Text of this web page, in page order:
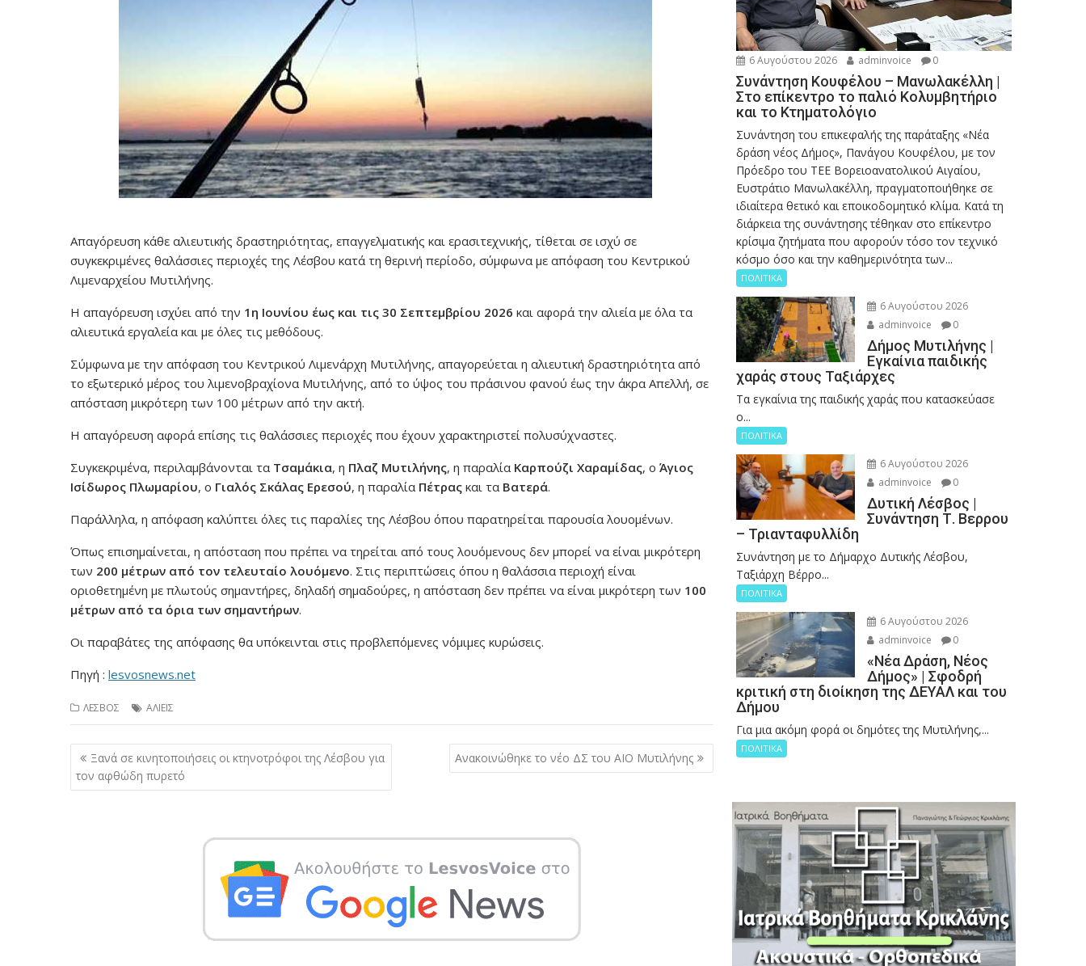
Απαγόρευση κάθε αλιευτικής δραστηριότητας, επαγγελματικής και ερασιτεχνικής, τίθεται σε ισχύ σε
συγκεκριμένες θαλάσσιες περιοχές της Λέσβου κατά τη θερινή περίοδο, σύμφωνα με απόφαση του Κεντρικού
Λιμεναρχείου Μυτιλήνης.
Η απαγόρευση ισχύει από την 1η Ιουνίου έως και τις 30 Σεπτεμβρίου 2026 και αφορά την αλιεία με όλα τα
αλιευτικά εργαλεία και με όλες τις μεθόδους.
Σύμφωνα με την απόφαση του Κεντρικού Λιμενάρχη Μυτιλήνης, απαγορεύεται η αλιευτική δραστηριότητα από
το εξωτερικό μέρος του λιμενοβραχίονα Μυτιλήνης, από το ύψος του πράσινου φανού έως την άκρα Απελλή, σε
απόσταση μικρότερη των 100 μέτρων από την ακτή.
Η απαγόρευση αφορά επίσης τις θαλάσσιες περιοχές που έχουν χαρακτηριστεί πολυσύχναστες.
Συγκεκριμένα, περιλαμβάνονται τα Τσαμάκια, η Πλαζ Μυτιλήνης, η παραλία Καρπούζι Χαραμίδας, ο Άγιος
Ισίδωρος Πλωμαρίου, ο Γιαλός Σκάλας Ερεσού, η παραλία Πέτρας και τα Βατερά.
Παράλληλα, η απόφαση καλύπτει όλες τις παραλίες της Λέσβου όπου παρατηρείται παρουσία λουομένων.
Όπως επισημαίνεται, η απόσταση που πρέπει να τηρείται από τους λουόμενους δεν μπορεί να είναι μικρότερη
των 200 μέτρων από τον τελευταίο λουόμενο. Στις περιπτώσεις όπου η θαλάσσια περιοχή είναι
οριοθετημένη με πλωτούς σημαντήρες, δηλαδή σημαδούρες, η απόσταση δεν πρέπει να είναι μικρότερη των 100
μέτρων από τα όρια των σημαντήρων.
Οι παραβάτες της απόφασης θα υπόκεινται στις προβλεπόμενες νόμιμες κυρώσεις.
Πηγή : lesvosnews.net
ΛΕΣΒΟΣ ΑΛΙΕΙΣ
Πλοήγηση
άρθρων
Ξανά σε κινητοποιήσεις οι κτηνοτρόφοι της Λέσβου για
τον αφθώδη πυρετό
Ανακοινώθηκε το νέο ΔΣ του ΑΙΟ Μυτιλήνης
6 Αυγούστου 2026 adminvoice 0
Συνάντηση Κουφέλου – Μανωλακέλλη |
Στο επίκεντρο το παλιό Κολυμβητήριο
και το Κτηματολόγιο
Συνάντηση του επικεφαλής της παράταξης «Νέα
δράση νέος Δήμος», Πανάγου Κουφέλου, με τον
Πρόεδρο του ΤΕΕ Βορειοανατολικού Αιγαίου,
Ευστράτιο Μανωλακέλλη, πραγματοποιήθηκε σε
ιδιαίτερα θετικό και εποικοδομητικό κλίμα. Κατά τη
διάρκεια της συνάντησης τέθηκαν στο επίκεντρο
κρίσιμα ζητήματα που αφορούν τόσο τον τεχνικό
κόσμο όσο και την καθημερινότητα των...
ΠΟΛΙΤΙΚΑ
6 Αυγούστου 2026
adminvoice
0
Δήμος Μυτιλήνης |
Εγκαίνια παιδικής
χαράς στους Ταξιάρχες
Tα εγκαίνια της παιδικής χαράς που κατασκεύασε
ο...
ΠΟΛΙΤΙΚΑ
6 Αυγούστου 2026
adminvoice
0
Δυτική Λέσβος |
Συνάντηση Τ. Βερρου
– Τριανταφυλλίδη
Συνάντηση με το Δήμαρχο Δυτικής Λέσβου,
Ταξιάρχη Βέρρο...
ΠΟΛΙΤΙΚΑ
6 Αυγούστου 2026
adminvoice
0
«Νέα Δράση, Νέος
Δήμος» | Σφοδρή
κριτική στη διοίκηση της ΔΕΥΑΛ και του
Δήμου
Για μια ακόμη φορά οι δημότες της Μυτιλήνης,...
ΠΟΛΙΤΙΚΑ